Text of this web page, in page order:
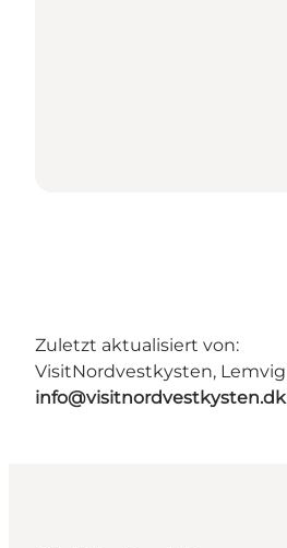
Zuletzt aktualisiert von:
VisitNordvestkysten, Lemvig
info@visitnordvestkysten.dk